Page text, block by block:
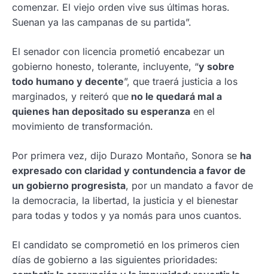
comenzar. El viejo orden vive sus últimas horas.
Suenan ya las campanas de su partida”.
El senador con licencia prometió encabezar un
gobierno honesto, tolerante, incluyente, “y sobre
todo humano y decente”, que traerá justicia a los
marginados, y reiteró que no le quedará mal a
quienes han depositado su esperanza en el
movimiento de transformación.
Por primera vez, dijo Durazo Montaño, Sonora se ha
expresado con claridad y contundencia a favor de
un gobierno progresista, por un mandato a favor de
la democracia, la libertad, la justicia y el bienestar
para todas y todos y ya nomás para unos cuantos.
El candidato se comprometió en los primeros cien
días de gobierno a las siguientes prioridades: